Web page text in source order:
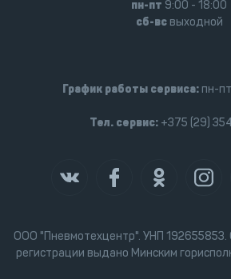
ООО "Пневмотехцентр". УНП 192655853.
регистрации выдано Минским
пн-пт 9:00 - 18:00
сб-всвыходной
График работы сервиса:пн-
Тел. сервис:+375 (29)